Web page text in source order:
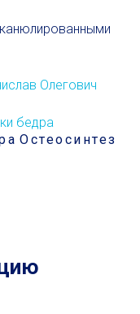
Олегович
бедра
Остеосинтез